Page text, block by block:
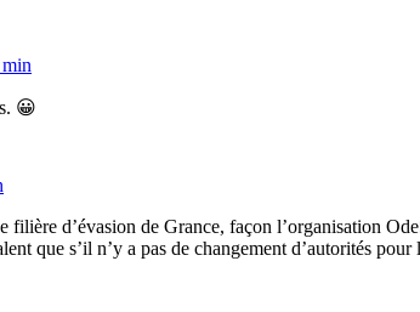
😀
filière d’évasion de Grance, façon l’organisation
que s’il n’y a pas de changement d’autorités